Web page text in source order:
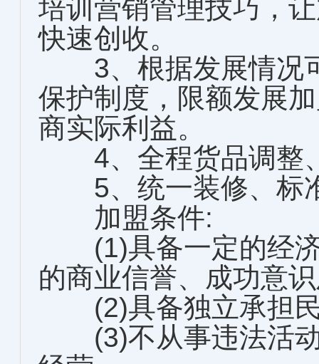
培训营销管理技巧，
快速创收。
3、根据发展情况
保护制度，限额发展
商实际利益。
4、全程货品调整
5、统一装修、标
加盟条件:
(1)具备一定的经济
的商业信誉、成功意
(2)具备独立承担民
(3)不从事违法活动